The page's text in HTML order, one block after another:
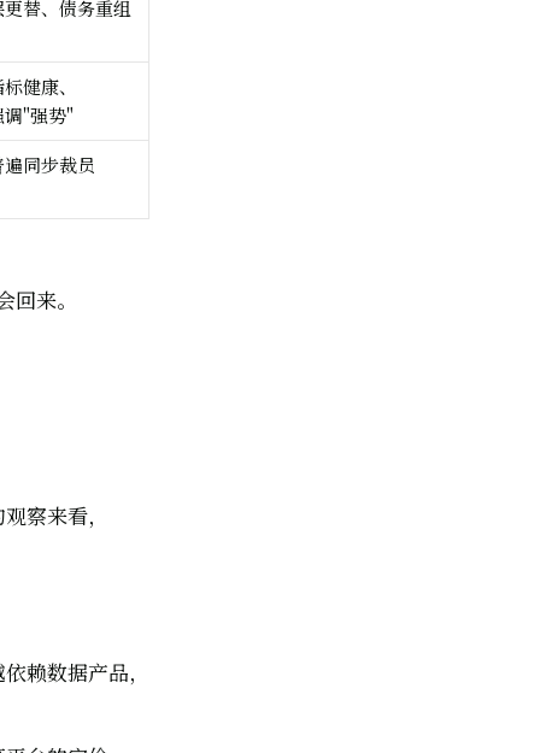
替、债务重组
健康、
"强势"
同步裁员
来。
察来看，
赖数据产品，